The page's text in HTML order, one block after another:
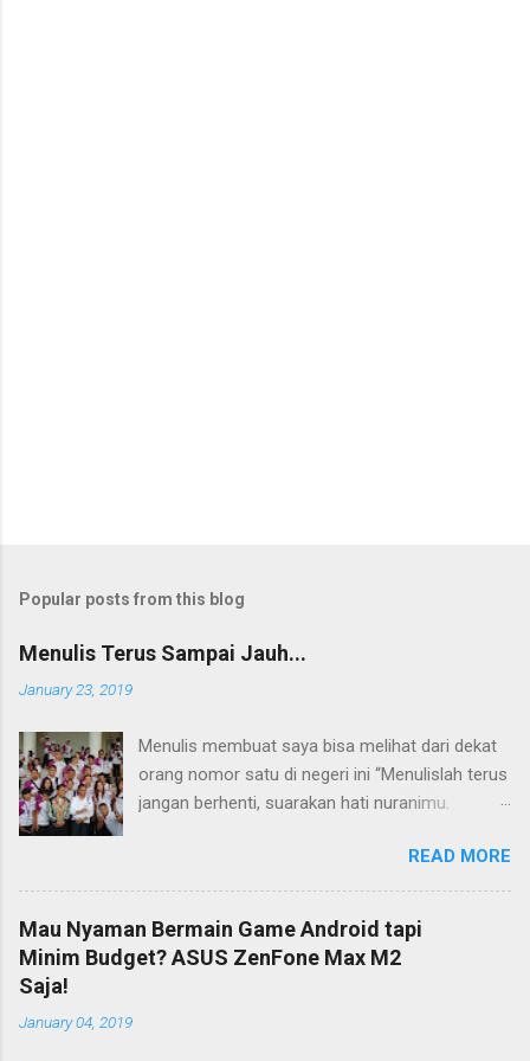
Popular posts from this blog
Menulis Terus Sampai Jauh...
January 23, 2019
Menulis membuat saya bisa melihat dari dekat
orang nomor satu di negeri ini “Menulislah terus
jangan berhenti, suarakan hati nuranimu.
membela dirinya sendiri, biarlah tulisanmu itu
mengikuti takdirnya.” (Buya Hamka) Saya baru
mengenal petikan masyur di atas belakangan,
jauh bertahun-tahun setelah saya bergumul
READ MORE
Mau Nyaman Bermain Game Android tapi
Minim Budget? ASUS ZenFone Max M2
Saja!
January 04, 2019